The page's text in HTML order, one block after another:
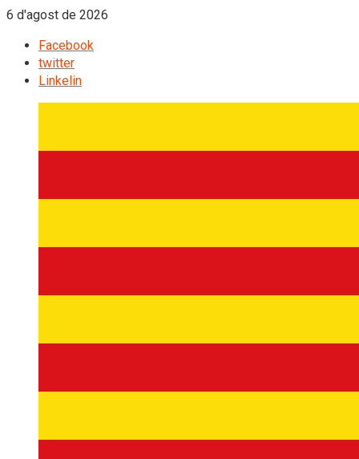
6 d'agost de 2026
Facebook
twitter
Linkelin